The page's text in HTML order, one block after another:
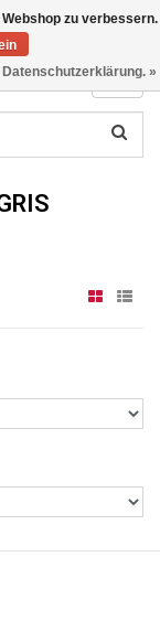
zu verbessern.
»